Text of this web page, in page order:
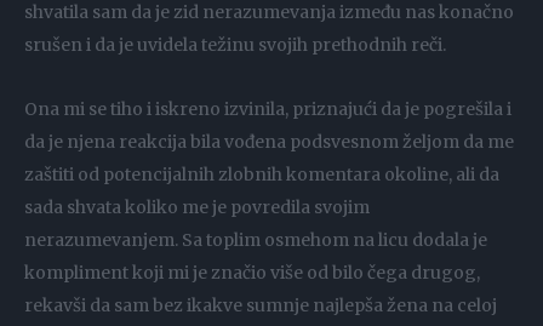
shvatila sam da je zid nerazumevanja između nas konačno
srušen i da je uvidela težinu svojih prethodnih reči.
Ona mi se tiho i iskreno izvinila, priznajući da je pogrešila i
da je njena reakcija bila vođena podsvesnom željom da me
zaštiti od potencijalnih zlobnih komentara okoline, ali da
sada shvata koliko me je povredila svojim
nerazumevanjem. Sa toplim osmehom na licu dodala je
kompliment koji mi je značio više od bilo čega drugog,
rekavši da sam bez ikakve sumnje najlepša žena na celoj